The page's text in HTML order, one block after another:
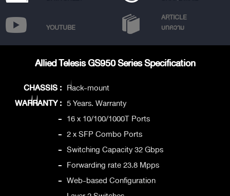
YOUTUBE
ARTICLE
บทความ
Allied Telesis GS950 Series Specification
CHASSIS : Rack-mount
WARRANTY : 5 Years. Warranty
- 16 x 10/100/1000T Ports
- 2 x SFP Combo Ports
- Switching Capacity 32 Gbps
- Forwarding rate 23.8 Mpps
- Web-based Configuration